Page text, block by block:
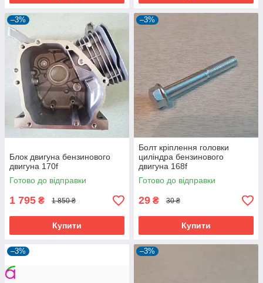
–3%
Блок двигуна бензинового
двигуна 170f
Готово до відправки
1 795 ₴ 1 850 ₴
Купити
–3%
Болт кріплення головки
циліндра бензинового
двигуна 168f
Готово до відправки
29 ₴ 30 ₴
Купити
–3% –3%